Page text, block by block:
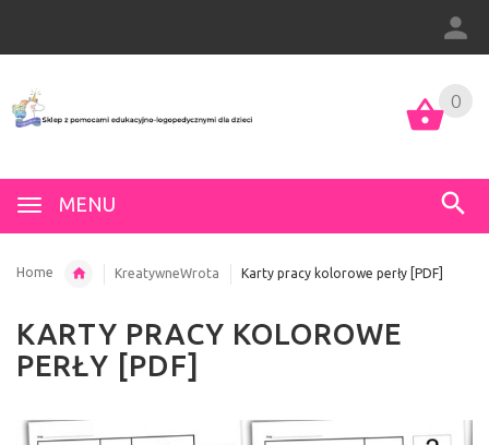
MENU
0
Home KreatywneWrota Karty pracy kolorowe perły [PDF]
KARTY PRACY KOLOROWE
PERŁY [PDF]